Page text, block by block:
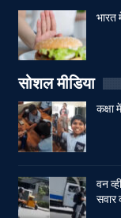
भारत
सोशल मीडिया
कक्षा
वन
सवार